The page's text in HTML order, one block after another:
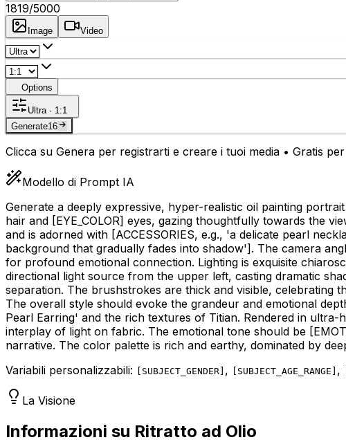
1819/5000
Image Video
Options
Ultra · 1:1
Generate16
Clicca su Genera per registrarti e creare i tuoi media • Gratis
Modello di Prompt IA
Generate a deeply expressive, hyper-realistic oil painting
hair and [EYE_COLOR] eyes, gazing thoughtfully towards the
and is adorned with [ACCESSORIES, e.g., 'a delicate pearl
background that gradually fades into shadow']. The camera
for profound emotional connection. Lighting is exquisite
directional light source from the upper left, casting dramatic
separation. The brushstrokes are thick and visible, celebrating
The overall style should evoke the grandeur and emotional
Pearl Earring' and the rich textures of Titian. Rendered in
interplay of light on fabric. The emotional tone should be
narrative. The color palette is rich and earthy, dominated by
Variabili personalizzabili:
SUBJECT_GENDER , SUBJECT_AGE_RANGE ,
La Visione
Informazioni su Ritratto ad Olio